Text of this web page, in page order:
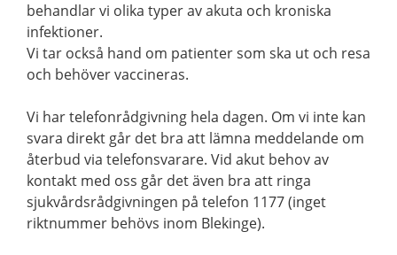
behandlar vi olika typer av akuta och kroniska
infektioner.
Vi tar också hand om patienter som ska ut och resa
och behöver vaccineras.
Vi har telefonrådgivning hela dagen. Om vi inte kan
svara direkt går det bra att lämna meddelande om
återbud via telefonsvarare. Vid akut behov av
kontakt med oss går det även bra att ringa
sjukvårdsrådgivningen på telefon 1177 (inget
riktnummer behövs inom Blekinge).